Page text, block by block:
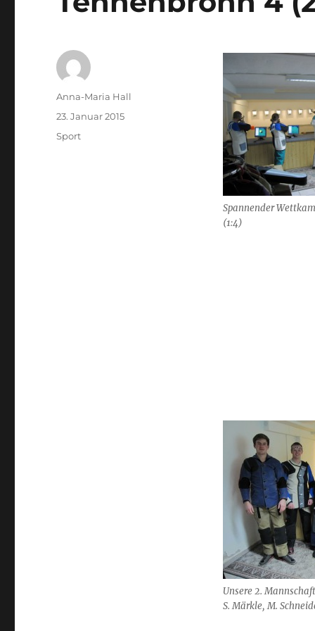
Spannender
(1:4)
Unsere 2.
S. Märkle, M.
Autor
Anna-Maria Hall
Veröffentlicht
23. Januar 2015
Kategorien
Sport